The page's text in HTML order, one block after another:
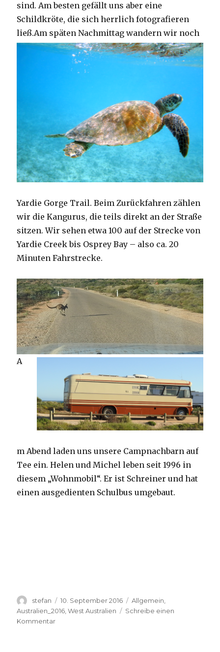
sind. Am besten gefällt uns aber eine
Schildkröte, die sich herrlich fotografieren
ließ.Am späten Nachmittag wandern wir noch
Yardie Gorge Trail. Beim Zurückfahren zählen
wir die Kangurus, die teils direkt an der Straße
sitzen. Wir sehen etwa 100 auf der Strecke von
Yardie Creek bis Osprey Bay – also ca. 20
Minuten Fahrstrecke.
A
m Abend laden uns unsere Campnachbarn auf
Tee ein. Helen und Michel leben seit 1996 in
diesem „Wohnmobil“. Er ist Schreiner und hat
einen ausgedienten Schulbus umgebaut.
Autor
stefan
Veröffentlicht
am
10. September 2016 Kategorien
Allgemein
Australien_2016 ,West Australien
Schreibe einen
Kommentarzu